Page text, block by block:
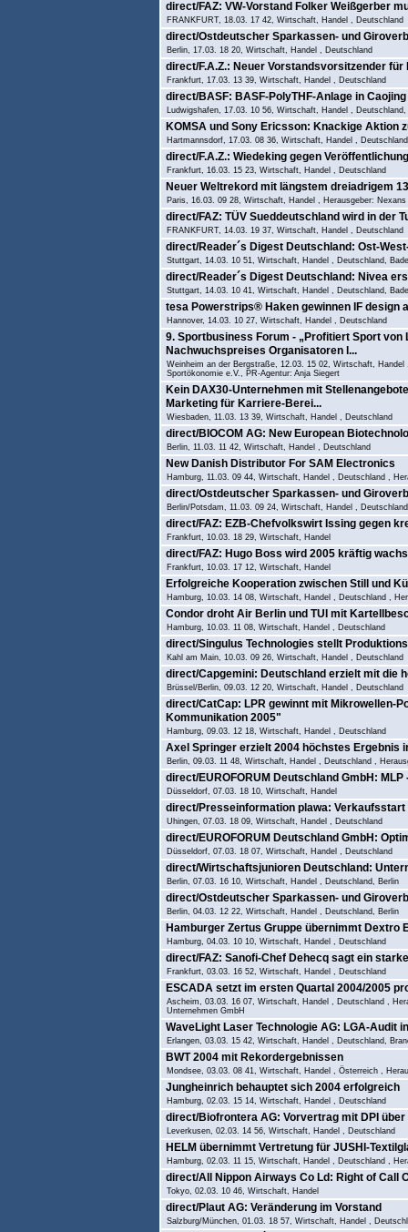
direct/FAZ: VW-Vorstand Folker Weißgerber
FRANKFURT, 18.03. 17 42, Wirtschaft, Handel , Deutschland
direct/Ostdeutscher Sparkassen- und
Berlin, 17.03. 18 20, Wirtschaft, Handel , Deutschland
direct/F.A.Z.: Neuer Vorstandsvorsitzender für
Frankfurt, 17.03. 13 39, Wirtschaft, Handel , Deutschland
direct/BASF: BASF-PolyTHF-Anlage in
Ludwigshafen, 17.03. 10 56, Wirtschaft, Handel , Deutschland,
KOMSA und Sony Ericsson: Knackige Aktion
Hartmannsdorf, 17.03. 08 36, Wirtschaft, Handel , Deutschland
direct/F.A.Z.: Wiedeking gegen
Frankfurt, 16.03. 15 23, Wirtschaft, Handel , Deutschland
Neuer Weltrekord mit längstem dreiadrigem
Paris, 16.03. 09 28, Wirtschaft, Handel , Herausgeber:
direct/FAZ: TÜV Sueddeutschland wird in der
FRANKFURT, 14.03. 19 37, Wirtschaft, Handel , Deutschland
direct/Reader´s Digest Deutschland: Ost-
Stuttgart, 14.03. 10 51, Wirtschaft, Handel , Deutschland,
direct/Reader´s Digest Deutschland: Nivea
Stuttgart, 14.03. 10 41, Wirtschaft, Handel , Deutschland,
tesa Powerstrips® Haken gewinnen IF design
Hannover, 14.03. 10 27, Wirtschaft, Handel , Deutschland
9. Sportbusiness Forum - „Profitiert Sport von
Nachwuchspreises Organisatoren l...
Weinheim an der Bergstraße, 12.03. 15 02, Wirtschaft,
Sportökonomie e.V., PR-Agentur: Anja Siegert
Kein DAX30-Unternehmen mit
Marketing für Karriere-Berei...
Wiesbaden, 11.03. 13 39, Wirtschaft, Handel , Deutschland
direct/BIOCOM AG: New European
Berlin, 11.03. 11 42, Wirtschaft, Handel , Deutschland
New Danish Distributor For SAM Electronics
Hamburg, 11.03. 09 44, Wirtschaft, Handel , Deutschland ,
direct/Ostdeutscher Sparkassen- und
Berlin/Potsdam, 11.03. 09 24, Wirtschaft, Handel , Deutschland
direct/FAZ: EZB-Chefvolkswirt Issing gegen
Frankfurt, 10.03. 18 29, Wirtschaft, Handel
direct/FAZ: Hugo Boss wird 2005 kräftig
Frankfurt, 10.03. 17 12, Wirtschaft, Handel
Erfolgreiche Kooperation zwischen Still und
Hamburg, 10.03. 14 08, Wirtschaft, Handel , Deutschland ,
Condor droht Air Berlin und TUI mit
Hamburg, 10.03. 11 08, Wirtschaft, Handel , Deutschland
direct/Singulus Technologies stellt
Kahl am Main, 10.03. 09 26, Wirtschaft, Handel , Deutschland
direct/Capgemini: Deutschland erzielt mit die
Brüssel/Berlin, 09.03. 12 20, Wirtschaft, Handel , Deutschland
direct/CatCap: LPR gewinnt mit Mikrowellen-
Kommunikation 2005"
Hamburg, 09.03. 12 18, Wirtschaft, Handel , Deutschland
Axel Springer erzielt 2004 höchstes Ergebnis
Berlin, 09.03. 11 48, Wirtschaft, Handel , Deutschland ,
direct/EUROFORUM Deutschland GmbH:
Düsseldorf, 07.03. 18 10, Wirtschaft, Handel
direct/Presseinformation plawa:
Uhingen, 07.03. 18 09, Wirtschaft, Handel , Deutschland
direct/EUROFORUM Deutschland GmbH:
Düsseldorf, 07.03. 18 07, Wirtschaft, Handel , Deutschland
direct/Wirtschaftsjunioren Deutschland:
Berlin, 07.03. 16 10, Wirtschaft, Handel , Deutschland, Berlin
direct/Ostdeutscher Sparkassen- und
Berlin, 04.03. 12 22, Wirtschaft, Handel , Deutschland, Berlin
Hamburger Zertus Gruppe übernimmt Dextro
Hamburg, 04.03. 10 10, Wirtschaft, Handel , Deutschland
direct/FAZ: Sanofi-Chef Dehecq sagt ein
Frankfurt, 03.03. 16 52, Wirtschaft, Handel , Deutschland
ESCADA setzt im ersten Quartal 2004/2005
Ascheim, 03.03. 16 07, Wirtschaft, Handel , Deutschland ,
Unternehmen GmbH
WaveLight Laser Technologie AG: LGA-Audit
Erlangen, 03.03. 15 42, Wirtschaft, Handel , Deutschland,
BWT 2004 mit Rekordergebnissen
Mondsee, 03.03. 08 41, Wirtschaft, Handel , Österreich ,
Jungheinrich behauptet sich 2004 erfolgreich
Hamburg, 02.03. 15 14, Wirtschaft, Handel , Deutschland
direct/Biofrontera AG: Vorvertrag mit DPI
Leverkusen, 02.03. 14 56, Wirtschaft, Handel , Deutschland
HELM übernimmt Vertretung für JUSHI-
Hamburg, 02.03. 11 15, Wirtschaft, Handel , Deutschland ,
direct/All Nippon Airways Co Ld: Right of Call
Tokyo, 02.03. 10 46, Wirtschaft, Handel
direct/Plaut AG: Veränderung im Vorstand
Salzburg/München, 01.03. 18 57, Wirtschaft, Handel ,